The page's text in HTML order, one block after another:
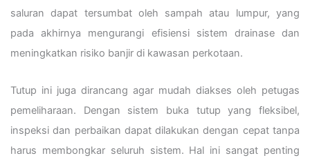
saluran dapat tersumbat oleh sampah atau lumpur, yang
pada akhirnya mengurangi efisiensi sistem drainase dan
meningkatkan risiko banjir di kawasan perkotaan.
Tutup ini juga dirancang agar mudah diakses oleh petugas
pemeliharaan. Dengan sistem buka tutup yang fleksibel,
inspeksi dan perbaikan dapat dilakukan dengan cepat tanpa
harus membongkar seluruh sistem. Hal ini sangat penting